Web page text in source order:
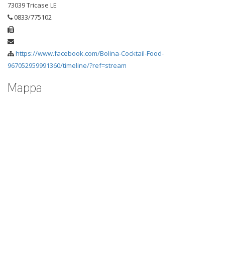
73039 Tricase LE
0833/775102
https://www.facebook.com/Bolina-Cocktail-Food-
967052959991360/timeline/?ref=stream
Mappa